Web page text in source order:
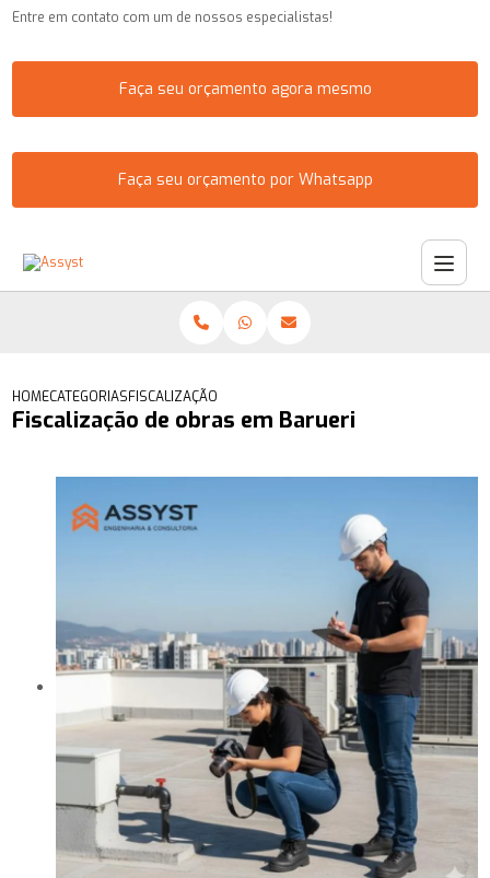
Entre em contato com um de nossos especialistas!
Faça seu orçamento agora mesmo
Faça seu orçamento por Whatsapp
HOMECATEGORIASFISCALIZAÇÃO DE OBRAS EM BARUERI
Fiscalização de obras em Barueri